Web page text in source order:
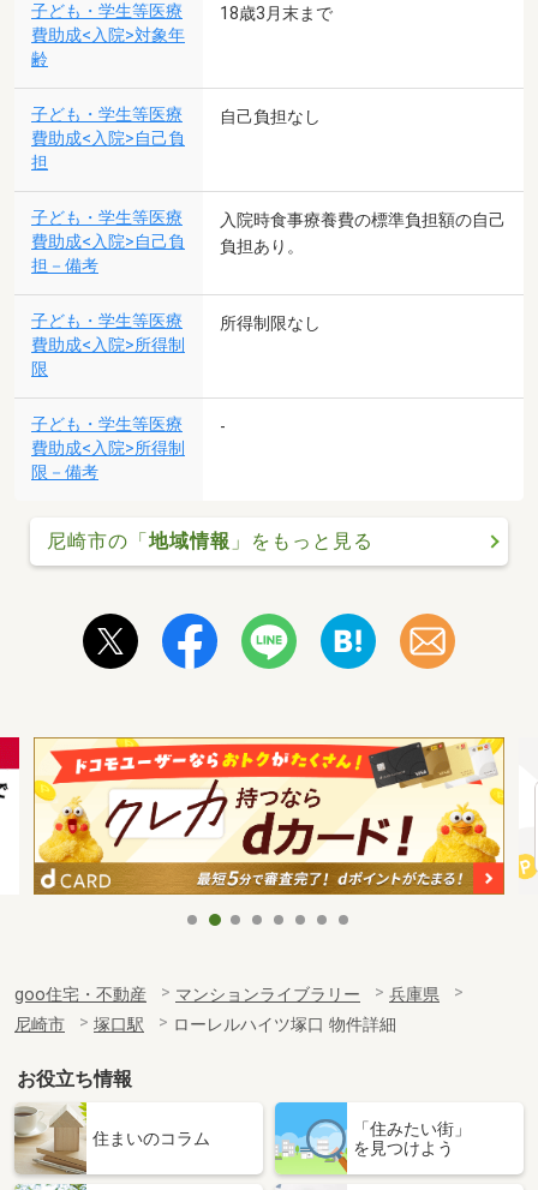
子ども・学生等医療
費助成<入院>対象年
齢
18歳3月末まで
子ども・学生等医療
費助成<入院>自己負
担
自己負担なし
子ども・学生等医療
費助成<入院>自己負
担－備考
入院時食事療養費の標準負担額の自己
負担あり。
子ども・学生等医療
費助成<入院>所得制
限
所得制限なし
子ども・学生等医療
費助成<入院>所得制
限－備考
-
尼崎市の「地域情報 」をもっと見る
goo住宅・不動産 マンションライブラリー
兵庫県
尼崎市
塚口駅 ローレルハイツ塚口 物件詳細
お役立ち情報
住まいのコラム
「住みたい街」
を見つけよう